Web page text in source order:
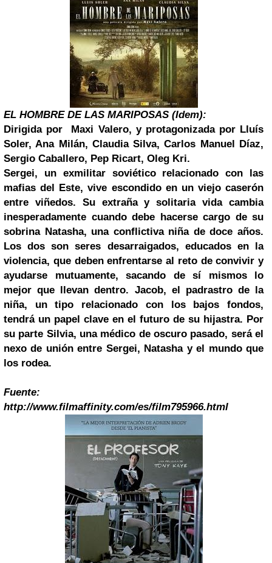
EL HOMBRE DE LAS MARIPOSAS (Idem):
Dirigida por
Maxi Valero, y protagonizada por Lluís
Soler, Ana Milán, Claudia Silva, Carlos Manuel Díaz,
Sergio Caballero, Pep Ricart, Oleg Kri.
Sergei, un exmilitar soviético relacionado con las
mafias del Este, vive escondido en un viejo caserón
entre viñedos. Su extraña y solitaria vida cambia
inesperadamente cuando debe hacerse cargo de su
sobrina Natasha, una conflictiva niña de doce años.
Los dos son seres desarraigados, educados en la
violencia, que deben enfrentarse al reto de convivir y
ayudarse mutuamente, sacando de sí mismos lo
mejor que llevan dentro. Jacob, el padrastro de la
niña, un tipo relacionado con los bajos fondos,
tendrá un papel clave en el futuro de su hijastra. Por
su parte Silvia, una médico de oscuro pasado, será el
nexo de unión entre Sergei, Natasha y el mundo que
los rodea.
Fuente:
http://www.filmaffinity.com/es/film795966.html